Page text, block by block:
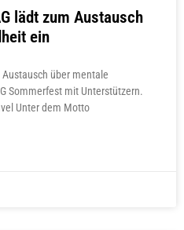
lädt zum Austausch
ein
über mentale
Sommerfest mit Unterstützern.
Unter dem Motto